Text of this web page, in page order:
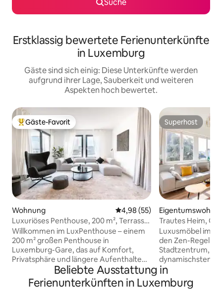
Suche
Erstklassig bewertete Ferienunterkünfte
in Luxemburg
Gäste sind sich einig: Diese Unterkünfte werden
aufgrund ihrer Lage, Sauberkeit und weiteren
Aspekten hoch bewertet.
Beliebter Gäste-Favorit.
Gäste-Favorit
Wohnung Durchschnittliche Bewertung:
4,98 (55)
Luxuriöses Penthouse, 200 m², Terrasse,
Fitnessraum, Parkplatz
Willkommen im LuxPenthouse – einem
200 m² großen Penthouse in
Luxemburg-Gare, das auf Komfort,
Privatsphäre und längere Aufenthalte
ausgelegt ist und einen
atemberaubenden Blick auf die Skyline
bietet. Dieser geräumige Rückzugsort
Superhost
Superhost
Trautes Heim,
Zen
Luxusmöbel im
den Zen-Regeln
Stadtzentrum,
dynamischsten
Place de Paris. Die Wohnung ist mit allem
Komfort und
notwendig sind,
Beliebte Ausstattung in
Ferienunterkünften in Luxemburg